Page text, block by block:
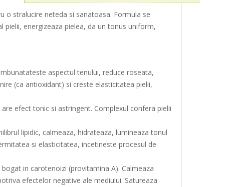
o stralucire neteda si sanatoasa. Formula se
pielii, energizeaza pielea, da un tonus uniform,
aspectul tenului, reduce roseata,
(ca antioxidant) si creste elasticitatea pielii,
efect tonic si astringent. Complexul confera pielii
lipidic, calmeaza, hidrateaza, lumineaza tonul
si elasticitatea, incetineste procesul de
in carotenoizi (provitamina A). Calmeaza
efectelor negative ale mediului. Satureaza